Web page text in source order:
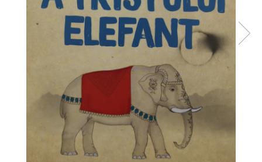
Literatura